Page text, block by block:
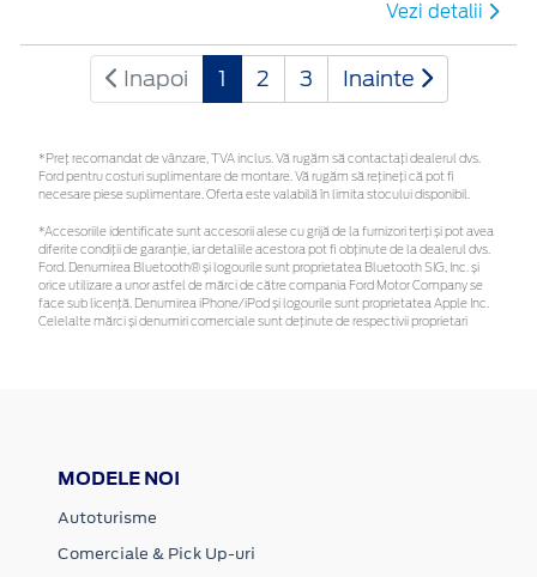
Vezi detalii
Inapoi 1 2 3 Inainte
*Preţ recomandat de vânzare, TVA inclus. Vă rugăm să contactaţi dealerul dvs.
Ford pentru costuri suplimentare de montare. Vă rugăm să rețineți că pot fi
necesare piese suplimentare. Oferta este valabilă în limita stocului disponibil.
*Accesoriile identificate sunt accesorii alese cu grijă de la furnizori terți și pot avea
diferite condiții de garanție, iar detaliile acestora pot fi obținute de la dealerul dvs.
Ford. Denumirea Bluetooth® și logourile sunt proprietatea Bluetooth SIG, Inc. și
orice utilizare a unor astfel de mărci de către compania Ford Motor Company se
face sub licență. Denumirea iPhone/iPod și logourile sunt proprietatea Apple Inc.
Celelalte mărci și denumiri comerciale sunt deținute de respectivii proprietari
MODELE NOI
Autoturisme
Comerciale & Pick Up-uri